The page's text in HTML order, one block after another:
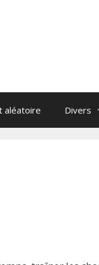
aléatoire Divers